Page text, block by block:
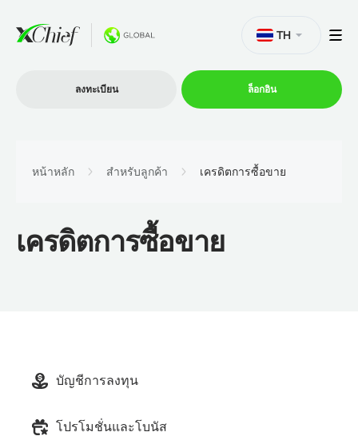
โปรโมชั่น
TH
ลงทะเบียน ล็อกอิน
หน้าหลัก สำหรับลูกค้า เครดิตการซื้อขาย
เครดิตการซื้อขาย
บัญชีการลงทุน
โปรโมชั่นและโบนัส